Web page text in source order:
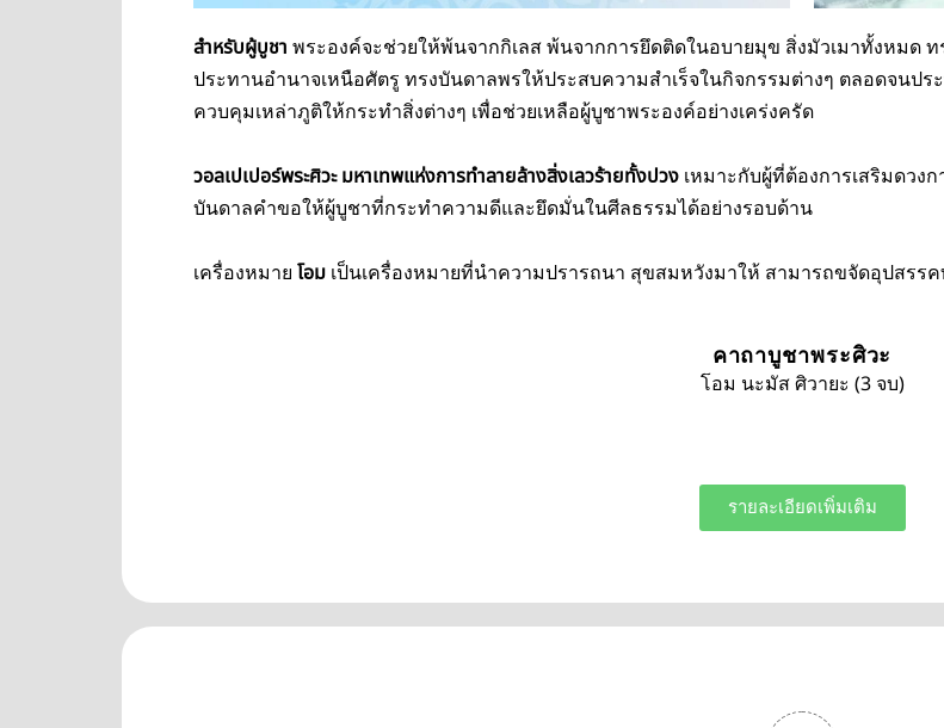
สำหรับผู้บูชา พระองค์จะช่วยให้พ้นจากกิเลส พ้นจากการยึดติดในอบายมุข สิ่งมัวเมาทั้งหมด
ประทานอำนาจเหนือศัตรู ทรงบันดาลพรให้ประสบความสำเร็จในกิจกรรมต่างๆ ตลอดจนป
ควบคุมเหล่าภูติให้กระทำสิ่งต่างๆ เพื่อช่วยเหลือผู้บูชาพระองค์อย่างเคร่งครัด
วอลเปเปอร์พระศิวะ มหาเทพแห่งการทำลายล้างสิ่งเลวร้ายทั้งปวง เหมาะกับผู้ที่ต้องการเสริมดวง
บันดาลคำขอให้ผู้บูชาที่กระทำความดีและยึดมั่นในศีลธรรมได้อย่างรอบด้าน
เครื่องหมาย โอม เป็นเครื่องหมายที่นำความปรารถนา สุขสมหวังมาให้ สามารถขจัดอุปสรร
คาถาบูชาพระศิวะ
โอม นะมัส ศิวายะ (3 จบ)
รายละเอียดเพิ่มเติม